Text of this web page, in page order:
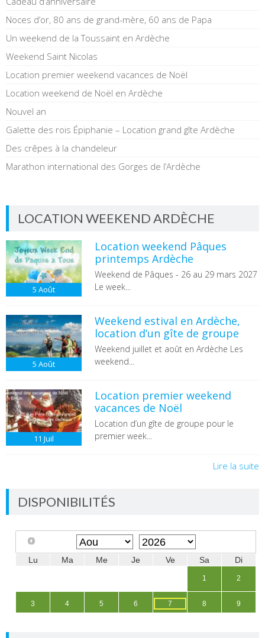
Noces d’or, 80 ans de grand-mère, 60 ans de Papa
Un weekend de la Toussaint en Ardèche
Weekend Saint Nicolas
Location premier weekend vacances de Noël
Location weekend de Noël en Ardèche
Nouvel an
Galette des rois Épiphanie – Location grand gîte Ardèche
Des crêpes à la chandeleur
Marathon international des Gorges de l’Ardèche
LOCATION WEEKEND ARDÈCHE
5 Août
Location weekend Pâques
printemps Ardèche
Weekend de Pâques - 26 au 29 mars 2027
Le week...
5 Août
Weekend estival en Ardèche,
location d’un gîte de groupe
Weekend juillet et août en Ardèche Les
weekend...
11 Juil
Location premier weekend
vacances de Noël
Location d’un gîte de groupe pour le
premier week...
Lire la suite
DISPONIBILITÉS